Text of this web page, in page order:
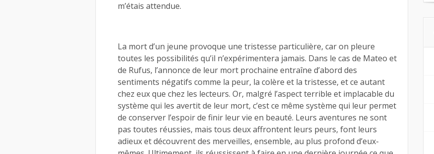
m’étais attendue.
La mort d’un jeune provoque une tristesse particulière, car on pleure
toutes les possibilités qu’il n’expérimentera jamais. Dans le cas de Mateo et
de Rufus, l’annonce de leur mort prochaine entraîne d’abord des
sentiments négatifs comme la peur, la colère et la tristesse, et ce autant
chez eux que chez les lecteurs. Or, malgré l’aspect terrible et implacable du
système qui les avertit de leur mort, c’est ce même système qui leur permet
de conserver l’espoir de finir leur vie en beauté. Leurs aventures ne sont
pas toutes réussies, mais tous deux affrontent leurs peurs, font leurs
adieux et découvrent des merveilles, ensemble, au plus profond d’eux-